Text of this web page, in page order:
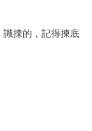
識揀的，記得揀底